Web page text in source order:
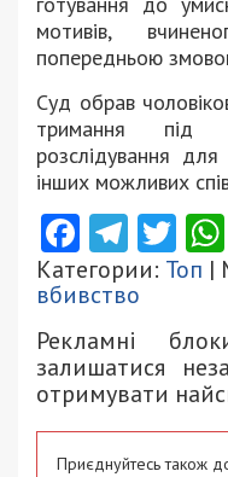
мотивів,
попередньою
Суд обрав
тримання під
розслідування
інших можливих
Категории: Топ |
вбивство
Рекламні
залишатися
отримувати
Приєднуйтесь також